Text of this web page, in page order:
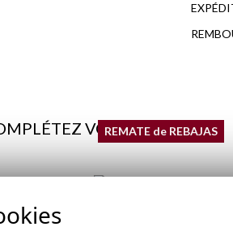
VOTRE LOOK
REMATE de REBAJAS